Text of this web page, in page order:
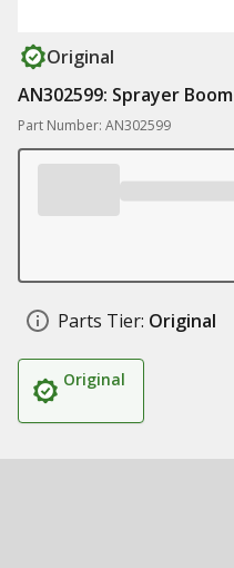
Original
AN302599: Sprayer Boom
Part Number: AN302599
Parts Tier: Original
Original